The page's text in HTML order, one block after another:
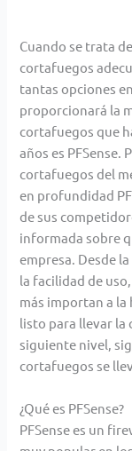
Cuando se trata
cortafuegos
tantas opciones
proporcionará la
cortafuegos que
años es PFSense.
cortafuegos del
en profundidad
de sus
informada sobre
empresa. Desde
la facilidad de
más importan a la
listo para llevar la
siguiente nivel,
cortafuegos se
¿Qué es PFSense?
PFSense es un